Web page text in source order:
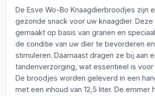
De Esve Wo-Bo Knaagdierbroodjes zijn
gezonde snack voor uw knaagdier.
gemaakt op basis van granen en
de conditie van uw dier te bevorderen
stimuleren. Daarnaast dragen ze bij aan
tandenverzorging, wat essentieel is voor
De broodjes worden geleverd in een
met een inhoud van 12,5 liter. De emmer